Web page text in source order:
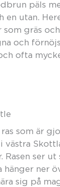
päls
en utan.
gräs
och
ofta
ras som är
västra
Rasen ser
hänger ner
sig på